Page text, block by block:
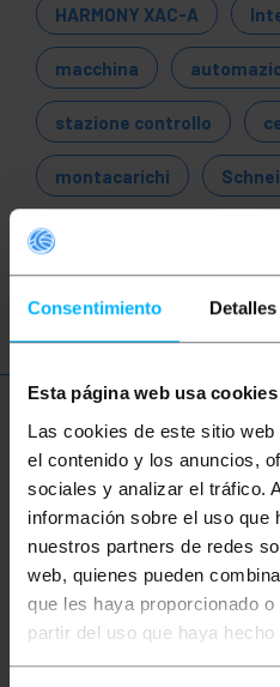
Consentimiento Detalles
Esta página web usa cookies
Las cookies de este sitio
el contenido y los anuncios,
sociales y analizar el tráfico.
información sobre el uso que
nuestros partners de redes
web, quienes pueden
que les haya proporcionado
partir del uso que haya
HARMONY XAC-A
macchina
stazione controllo
montacarichi
quadro elettrico
Ulteriori
Descrizione
Scatola antenna, per
interruttori, basata su
mm. Scatola di plastica